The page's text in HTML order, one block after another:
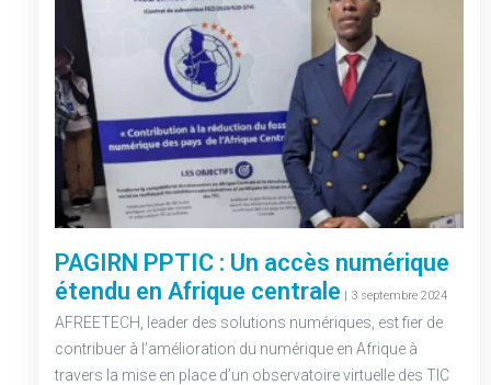
PAGIRN PPTIC : Un accès numérique
étendu en Afrique centrale | 3 septembre 2024
AFREETECH, leader des solutions numériques, est fier de
contribuer à l’amélioration du numérique en Afrique à
travers la mise en place d’un observatoire virtuelle des TIC